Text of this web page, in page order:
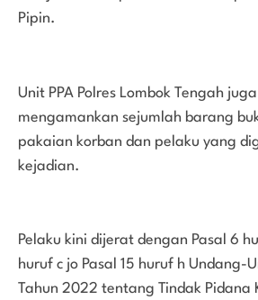
Pipin.
Unit PPA Polres Lombok Tengah
mengamankan sejumlah barang
pakaian korban dan pelaku yang
kejadian.
Pelaku kini dijerat dengan Pasal 6
huruf c jo Pasal 15 huruf h Undang-
Tahun 2022 tentang Tindak Pidana